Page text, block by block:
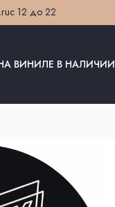
с 12 до 22
ВИНИЛЕ В НАЛИЧИИ